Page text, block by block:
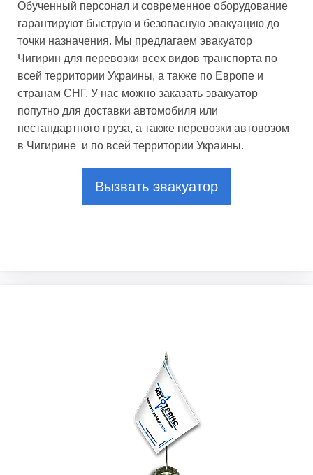
Обученный персонал и современное оборудование
гарантируют быструю и безопасную эвакуацию до
точки назначения. Мы предлагаем эвакуатор
Чигирин для перевозки всех видов транспорта по
всей территории Украины, а также по Европе и
странам СНГ. У нас можно заказать эвакуатор
попутно для доставки автомобиля или
нестандартного груза, а также перевозки автовозом
в Чигирине и по всей территории Украины.
Вызвать эвакуатор